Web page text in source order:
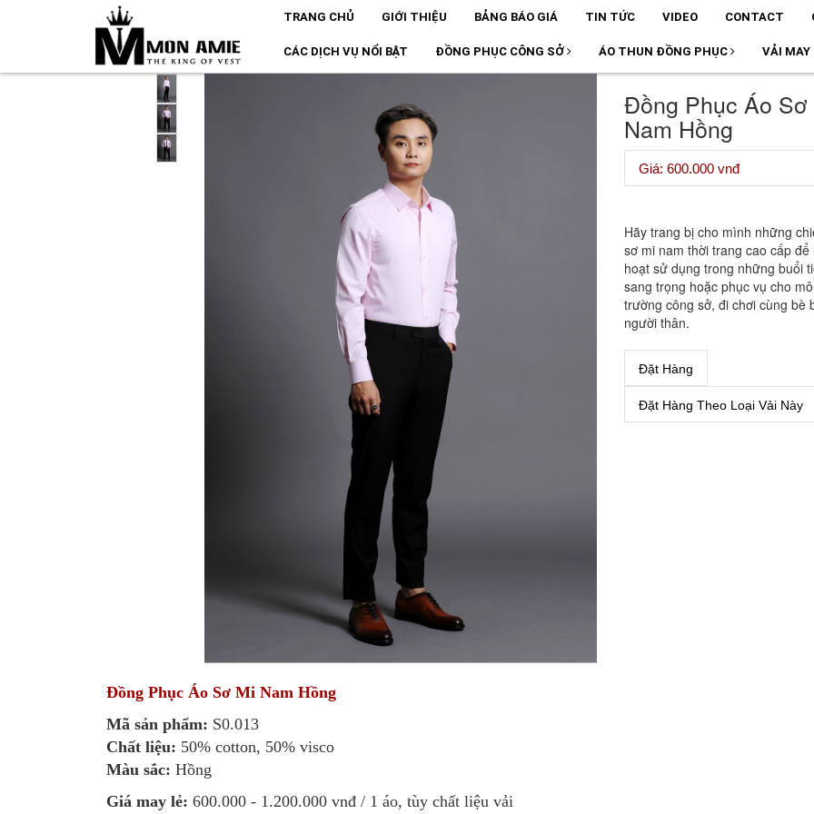
TRANG CHỦ GIỚI THIỆU BẢNG BÁO GIÁ TIN TỨC VIDEO CONTACT
CÁC DỊCH VỤ NỔI BẬT ĐỒNG PHỤC CÔNG SỞ ÁO THUN ĐỒNG PHỤC VẢI MAY
Đồng Phục Áo Sơ
Nam Hồng
Giá: 600.000 vnđ
Hãy trang bị cho mình những
sơ mi nam thời trang cao cấp để
hoạt sử dụng trong những buổi
sang trọng hoặc phục vụ cho
trường công sở, đi chơi cùng bè
người thân.
Đồng Phục Áo Sơ Mi Nam Hồng
Mã sản phẩm: S0.013
Chất liệu: 50% cotton, 50% visco
Màu sắc: Hồng
Giá may lẻ: 600.000 - 1.200.000 vnđ / 1 áo, tùy chất liệu vải